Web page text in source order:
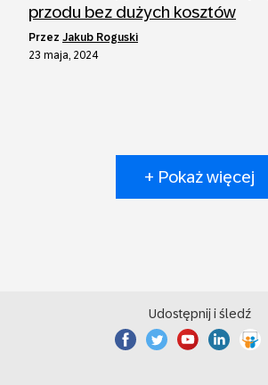
przodu bez dużych kosztów
przez Jakub Roguski
23 maja, 2024
+ Pokaż więcej
Udostępnij i śledź